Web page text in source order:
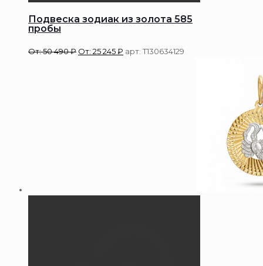
Подвеска зодиак из золота 585
пробы
От:50 490₽ От: 25 245₽ арт. Т130634129